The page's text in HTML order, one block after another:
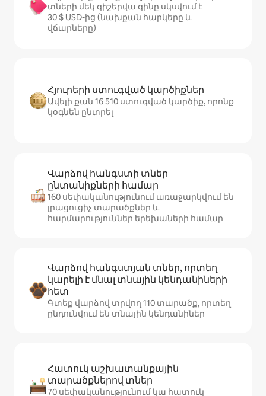
տների մեկ գիշերվա գինը սկսվում է
30 $ USD-ից (նախքան հարկերը և
վճարները)
Հյուրերի ստուգված կարծիքներ
Ավելի քան 16 510 ստուգված կարծիք, որոնք
կօգնեն ընտրել
Վարձով հանգստի տներ
ընտանիքների համար
160 սեփականությունում առաջարկվում են
լրացուցիչ տարածքներ և
հարմարություններ երեխաների համար
Վարձով հանգստյան տներ, որտեղ
կարելի է մնալ տնային կենդանիների
հետ
Գտեք վարձով տրվող 110 տարածք, որտեղ
ընդունվում են տնային կենդանիներ
Հատուկ աշխատանքային
տարածքներով տներ
70 սեփականությունում կա հատուկ